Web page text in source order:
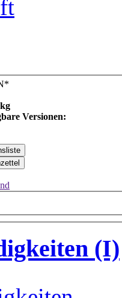
Versionen:
(I)